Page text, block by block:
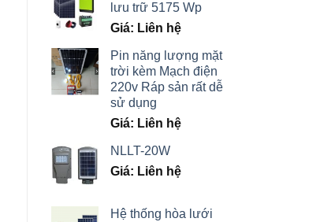
lưu trữ 5175 Wp
Giá: Liên hệ
Pin năng lượng mặt
trời kèm Mạch điện
220v Ráp sản rất dễ
sử dụng
Giá: Liên hệ
NLLT-20W
Giá: Liên hệ
Hệ thống hòa lưới